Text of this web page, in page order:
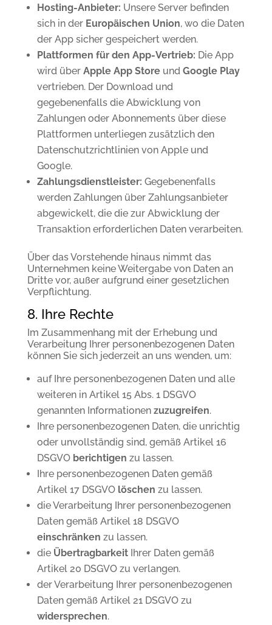
Hosting-Anbieter: Unsere Server befinden
sich in der Europäischen Union, wo die Daten
der App sicher gespeichert werden.
Plattformen für den App-Vertrieb: Die App
wird über Apple App Storeund Google Play
vertrieben. Der Download und
gegebenenfalls die Abwicklung von
Zahlungen oder Abonnements über diese
Plattformen unterliegen zusätzlich den
Datenschutzrichtlinien von Apple und
Google.
Zahlungsdienstleister: Gegebenenfalls
werden Zahlungen über Zahlungsanbieter
abgewickelt, die die zur Abwicklung der
Transaktion erforderlichen Daten verarbeiten.
Über das Vorstehende hinaus nimmt das
Unternehmen keine Weitergabe von Daten an
Dritte vor, außer aufgrund einer gesetzlichen
Verpflichtung.
8. Ihre Rechte
Im Zusammenhang mit der Erhebung und
Verarbeitung Ihrer personenbezogenen Daten
können Sie sich jederzeit an uns wenden, um:
auf Ihre personenbezogenen Daten und alle
weiteren in Artikel 15 Abs. 1 DSGVO
genannten Informationen zuzugreifen.
Ihre personenbezogenen Daten, die unrichtig
oder unvollständig sind, gemäß Artikel 16
DSGVO berichtigen zu lassen.
Ihre personenbezogenen Daten gemäß
Artikel 17 DSGVO löschen zu lassen.
die Verarbeitung Ihrer personenbezogenen
Daten gemäß Artikel 18 DSGVO
einschränken zu lassen.
die ÜbertragbarkeitIhrer Daten gemäß
Artikel 20 DSGVO zu verlangen.
der Verarbeitung Ihrer personenbezogenen
Daten gemäß Artikel 21 DSGVO zu
widersprechen.